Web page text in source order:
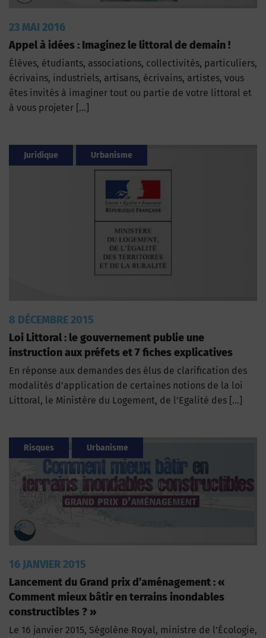
23 MAI 2016
Appel à idées : Imaginez le littoral de demain !
Élèves, étudiants, associations, collectivités, particuliers,
écrivains, industriels, artisans, écrivains, artistes, vous
êtes invités à imaginer tout ou partie de votre littoral et
à vous projeter […]
Juridique Urbanisme
8 DÉCEMBRE 2015
Loi Littoral : le gouvernement publie une
instruction aux préfets et 7 fiches explicatives
En réponse aux demandes des élus de clarification des
modalités d’application de certaines notions de la loi
Littoral, le Ministère du Logement, de l’Egalité des […]
Risques Urbanisme
16 JANVIER 2015
Lancement du Grand prix d’aménagement : «
Comment mieux bâtir en terrains inondables
constructibles ? »
Le 16 janvier 2015, Ségolène Royal, ministre de l’Écologie,